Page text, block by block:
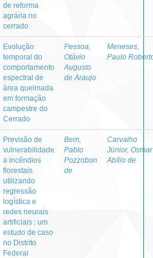
de reforma
agrária no
cerrado
Evolução
temporal do
comportamento
espectral de
área queimada
em formação
campestre do
Cerrado
Pessoa,
Otávio
Augusto
de Araujo
Meneses,
Paulo
Previsão de
vulnerabilidade
a incêndios
florestais
utilizando
regressão
logística e
redes neurais
artificiais : um
estudo de caso
no Distrito
Federal
Bem,
Pablo
Pozzobon
de
Carvalho
Júnior, Osmar
Abílio de